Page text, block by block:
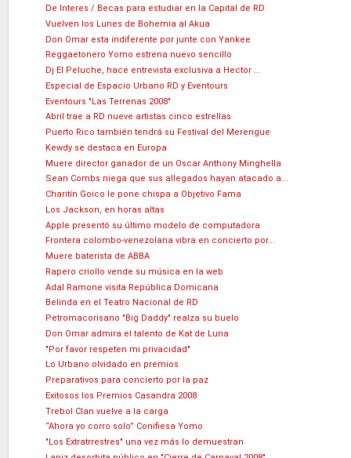
De Interes / Becas para estudiar en la Capital de RD
Vuelven los Lunes de Bohemia al Akua
Don Omar esta indiferente por junte con Yankee
Reggaetonero Yomo estrena nuevo sencillo
Dj El Peluche, hace entrevista exclusiva a Hector ...
Especial de Espacio Urbano RD y Eventours
Eventours "Las Terrenas 2008"
Abril trae a RD nueve artistas cinco estrellas
Puerto Rico también tendrá su Festival del Merengue
Kewdy se destaca en Europa
Muere director ganador de un Oscar Anthony Minghella
Sean Combs niega que sus allegados hayan atacado a...
Charitín Goico le pone chispa a Objetivo Fama
Los Jackson, en horas altas
Apple presentó su último modelo de computadora
Frontera colombo-venezolana vibra en concierto por...
Muere baterista de ABBA
Rapero criollo vende su música en la web
Adal Ramone visita República Domicana
Belinda en el Teatro Nacional de RD
Petromacorisano "Big Daddy" realza su buelo
Don Omar admira el talento de Kat de Luna
"Por favor respeten mi privacidad"
Lo Urbano olvidado en premios
Preparativos para concierto por la paz
Exitosos los Premios Casandra 2008
Trebol Clan vuelve a la carga
“Ahora yo corro solo” Conifiesa Yomo
"Los Extratrrestres" una vez más lo demuestran